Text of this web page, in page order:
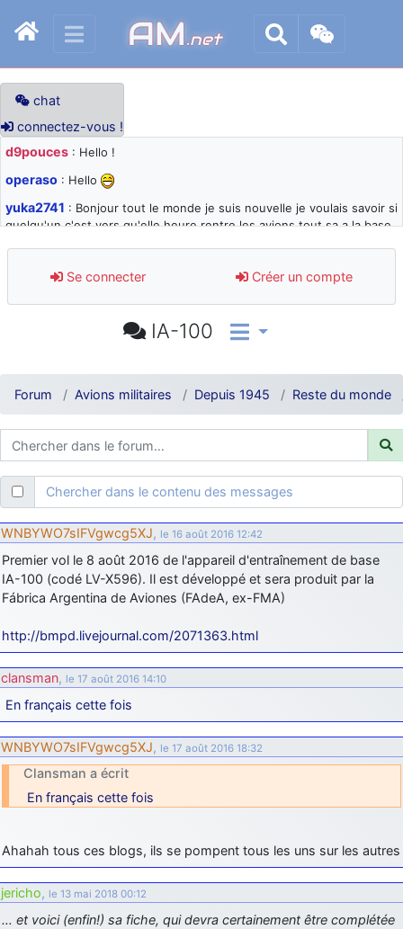
AM.net
chat
connectez-vous !
d9pouces : Hello !
operaso : Hello
yuka2741 : Bonjour tout le monde je suis nouvelle je voulais savoir si
quelqu'un c'est vers qu'elle heure rentre les avions tout sa a la base
d9pouces: désolé pour les quelques blocages du site ces derniers
jours : je teste des méthodes contre le spam et les bots trop nocifs
: Super, la nouvelle bannière
comprendre
d9pouces: ouakamois > si tu parles du sujet sur l'Armée de l'Air,
bien sûr que oui !
je suis un avion@,._,+: Bonjour je viens d'arriver il y a quelques
moi et quelques avions n'ont pas les mêmes noms qu'aujourd'hui
ouakamois: Bonjourà toutes et à tous.en espérantque ces
quelques images du Pays Basque vous auront plu ; Agur…
d9pouces: Malheureusement nonun peu trop loin pour moi !
fox_50 : Bonjour, certains parmis vous étaient-ils présent au
cachée dans les pins: Coucou et excellente année 2026 à tous et
au site!
2026 !
little boy: je vous souhaite un bon réveillon pour cette nouvelle
année!
et de bonnes fêtes de fin d'année.
d9pouces: mais tu peux tenter l'un des rares lycées militaires
d9pouces: C'est plutôt après le lycée, voire après une prépa
scientifique, tu as donc encore un peu de temps devant toi
Se connecter Créer un compte
IA-100
Forum Avions militaires Depuis 1945 Reste du monde
Chercher dans le contenu des messages
WNBYWO7sIFVgwcg5XJ, le 16 août 2016 12:42
Premier vol le 8 août 2016 de l'appareil d'entraînement de base
IA-100 (codé LV-X596). Il est développé et sera produit par la
Fábrica Argentina de Aviones (FAdeA, ex-FMA)
http://bmpd.livejournal.com/2071363.html
clansman, le 17 août 2016 14:10
En français cette fois
WNBYWO7sIFVgwcg5XJ, le 17 août 2016 18:32
Clansman a écrit
En français cette fois
Ahahah tous ces blogs, ils se pompent tous les uns sur les autres
jericho, le 13 mai 2018 00:12
… et voici (enfin!) sa fiche, qui devra certainement être complétée